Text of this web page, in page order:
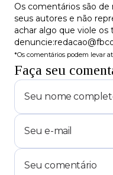
Os comentários são de
seus autores e não
achar algo que viole os
*Os comentários podem levar
Faça seu